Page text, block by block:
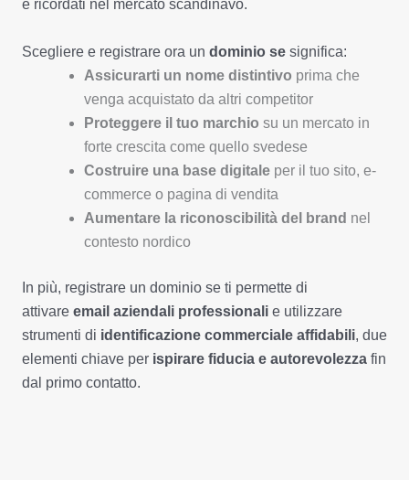
e ricordati nel mercato scandinavo.
Scegliere e registrare ora un dominio se significa:
Assicurarti un nome distintivo prima che
venga acquistato da altri competitor
Proteggere il tuo marchio su un mercato in
forte crescita come quello svedese
Costruire una base digitale per il tuo sito, e-
commerce o pagina di vendita
Aumentare la riconoscibilità del brand nel
contesto nordico
In più, registrare un dominio se ti permette di
attivare email aziendali professionali e utilizzare
strumenti di identificazione commerciale affidabili, due
elementi chiave per ispirare fiducia e autorevolezza fin
dal primo contatto.